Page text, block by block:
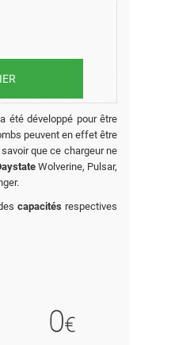
a été développé pour être
peuvent en effet être
que ce chargeur ne
Wolverine, Pulsar,
capacités respectives